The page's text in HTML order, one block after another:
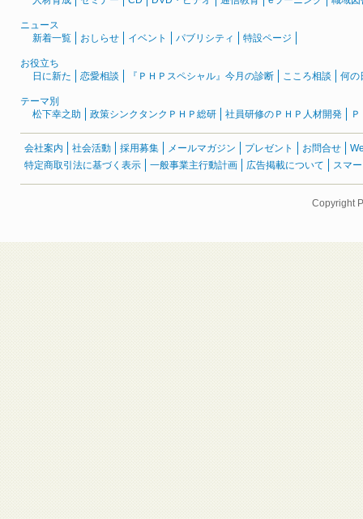
ニュース
新着一覧
おしらせ イベント パブリシティ 特設ページ
お役立ち
日に新た
恋愛相談 『ＰＨＰスペシャル』今月の診断 こころ相談 何の
テーマ別
松下幸之助
政策シンクタンクＰＨＰ総研 社員研修のＰＨＰ人材開発
会社案内 社会活動 採用募集 メールマガジン プレゼント お問合せ
特定商取引法に基づく表示
一般事業主行動計画 広告掲載について スマ
Copyright